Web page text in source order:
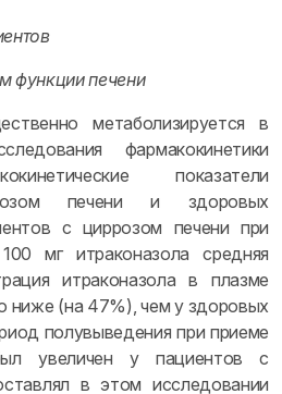
функции печени
метаболизируется в
фармакокинетики
показатели
печени и здоровых
с циррозом печени при
мг итраконазола средняя
итраконазола в плазме
ниже (на 47%), чем у здоровых
полувыведения при приеме
увеличен у пациентов с
в этом исследовании